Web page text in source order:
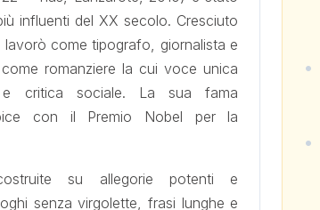
influenti del XX secolo. Cresciuto
come tipografo, giornalista e
romanziere la cui voce unica
e critica sociale. La sua fama
con il Premio Nobel per la
su allegorie potenti e
senza virgolette, frasi lunghe e